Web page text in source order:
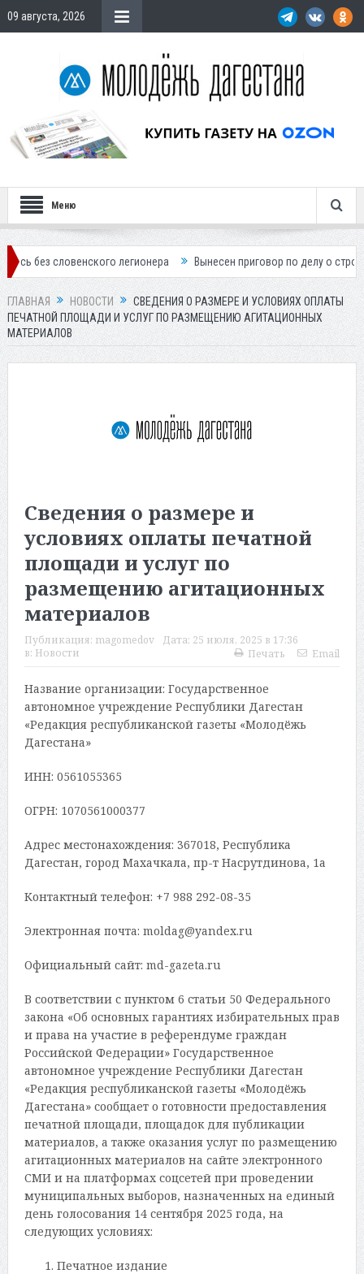
09 августа, 2026
Меню
легионера Вынесен приговор по делу о строительстве
ГЛАВНАЯ НОВОСТИ
СВЕДЕНИЯ О РАЗМЕРЕ И УСЛОВИЯХ ОПЛАТЫ
ПЕЧАТНОЙ ПЛОЩАДИ И УСЛУГ ПО РАЗМЕЩЕНИЮ АГИТАЦИОННЫХ
МАТЕРИАЛОВ
Сведения о размере и
условиях оплаты печатной
площади и услуг по
размещению агитационных
материалов
Публикация: magomedov Дата: 25 июля, 2025 в 17:36
в: Новости Печать Email
Название организации: Государственное
автономное учреждение Республики Дагестан
«Редакция республиканской газеты «Молодёжь
Дагестана»
ИНН: 0561055365
ОГРН: 1070561000377
Адрес местонахождения: 367018, Республика
Дагестан, город Махачкала, пр-т Насрутдинова, 1а
Контактный телефон: +7 988 292-08-35
Электронная почта: moldag@yandex.ru
Официальный сайт: md-gazeta.ru
В соответствии с пунктом 6 статьи 50 Федерального
закона «Об основных гарантиях избирательных прав
и права на участие в референдуме граждан
Российской Федерации» Государственное
автономное учреждение Республики Дагестан
«Редакция республиканской газеты «Молодёжь
Дагестана» сообщает о готовности предоставления
печатной площади, площадок для публикации
материалов, а также оказания услуг по размещению
агитационных материалов на сайте электронного
СМИ и на платформах соцсетей при проведении
муниципальных выборов, назначенных на единый
день голосования 14 сентября 2025 года, на
следующих условиях:
Печатное издание